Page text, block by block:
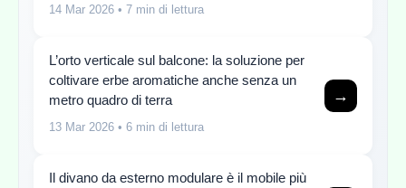
14 Mar 2026 • 7 min di lettura
L’orto verticale sul balcone: la soluzione per
coltivare erbe aromatiche anche senza un
metro quadro di terra
13 Mar 2026 • 6 min di lettura
→
Il divano da esterno modulare è il mobile più